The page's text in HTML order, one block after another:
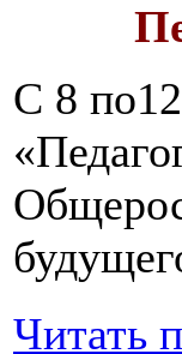
С 8
Читать